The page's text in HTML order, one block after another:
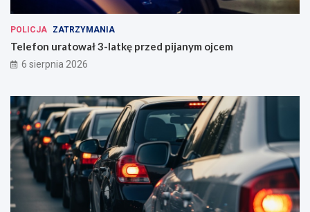
POLICJA ZATRZYMANIA
Telefon uratował 3-latkę przed pijanym ojcem
6 sierpnia 2026